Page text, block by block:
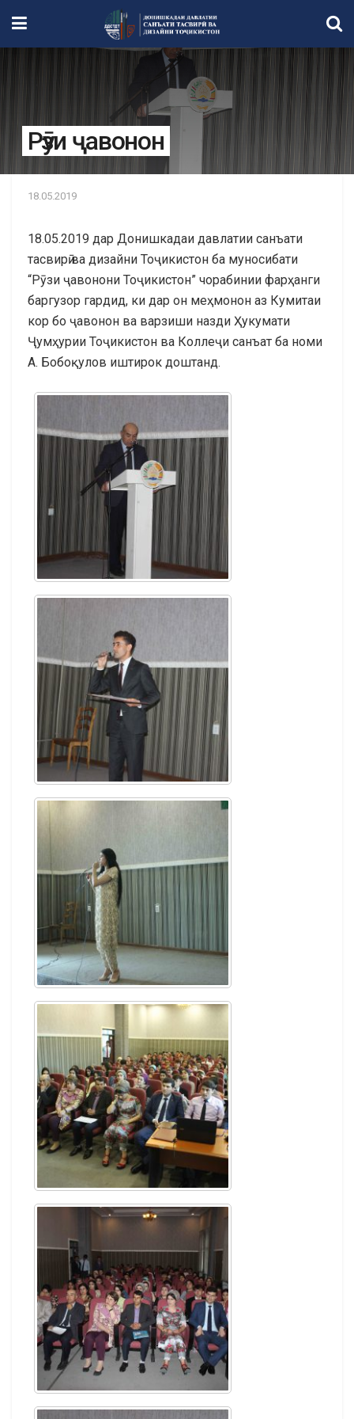
Рӯзи ҷавонон
18.05.2019
18.05.2019 дар Донишкадаи давлатии санъати
тасвирӣ ва дизайни Тоҷикистон ба муносибати
“Рӯзи ҷавонони Тоҷикистон” чорабинии фарҳанги
баргузор гардид, ки дар он меҳмонон аз Кумитаи
кор бо ҷавонон ва варзиши назди Ҳукумати
Ҷумҳурии Тоҷикистон ва Коллеҷи санъат ба номи
А. Бобоқулов иштирок доштанд.